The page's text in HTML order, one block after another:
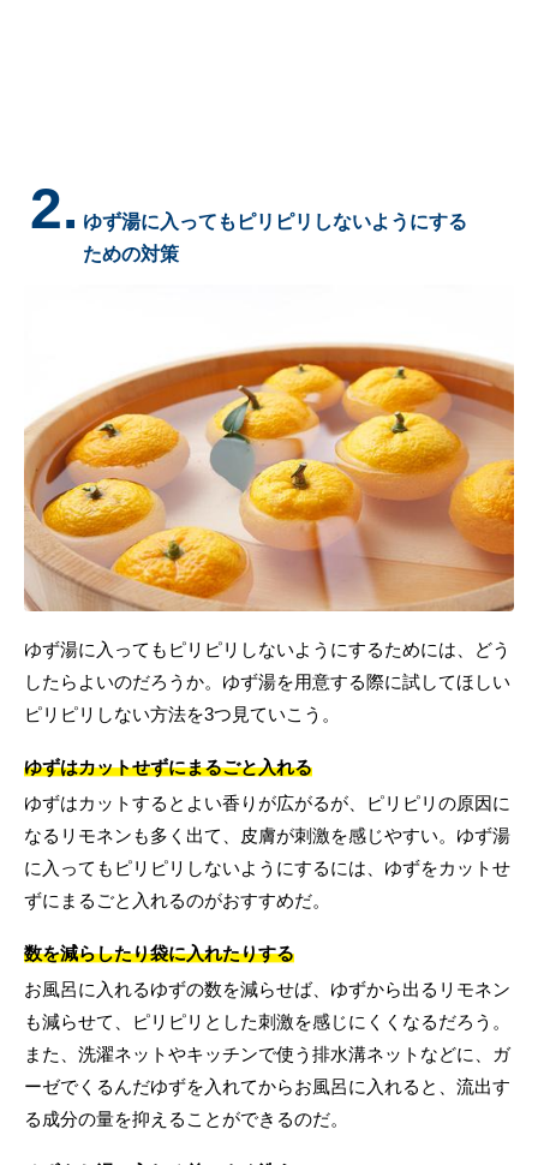
2. ゆず湯に入ってもピリピリしないようにする
ための対策
ゆず湯に入ってもピリピリしないようにするためには、どう
したらよいのだろうか。ゆず湯を用意する際に試してほしい
ピリピリしない方法を3つ見ていこう。
ゆずはカットせずにまるごと入れる
ゆずはカットするとよい香りが広がるが、ピリピリの原因に
なるリモネンも多く出て、皮膚が刺激を感じやすい。ゆず湯
に入ってもピリピリしないようにするには、ゆずをカットせ
ずにまるごと入れるのがおすすめだ。
数を減らしたり袋に入れたりする
お風呂に入れるゆずの数を減らせば、ゆずから出るリモネン
も減らせて、ピリピリとした刺激を感じにくくなるだろう。
また、洗濯ネットやキッチンで使う排水溝ネットなどに、ガ
ーゼでくるんだゆずを入れてからお風呂に入れると、流出す
る成分の量を抑えることができるのだ。